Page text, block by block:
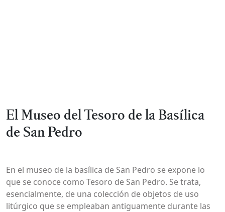
El Museo del Tesoro de la Basílica
de San Pedro
En el museo de la basílica de San Pedro se expone lo
que se conoce como Tesoro de San Pedro. Se trata,
esencialmente, de una colección de objetos de uso
litúrgico que se empleaban antiguamente durante las